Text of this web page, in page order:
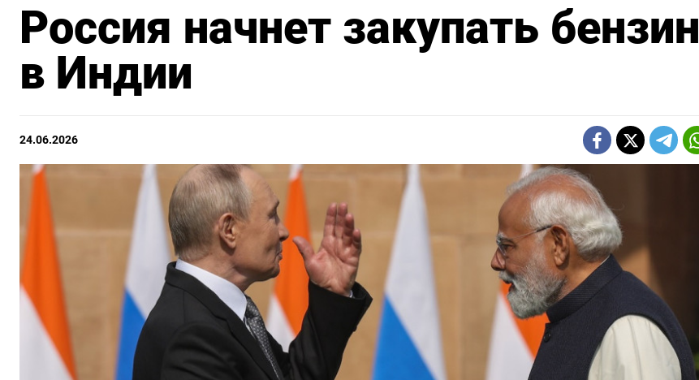
Россия начнет закупать бензин
в Индии
24.06.2026